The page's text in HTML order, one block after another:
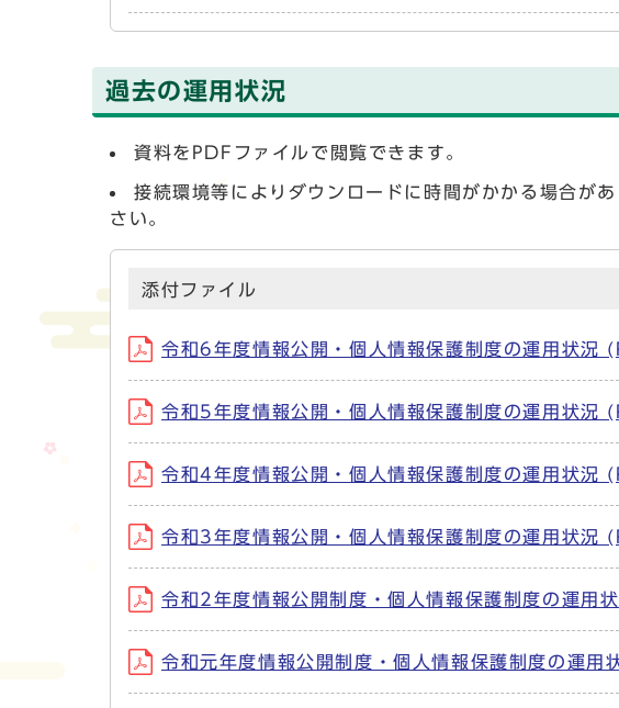
過去の運用状況
資料をPDFファイルで閲覧できます。
接続環境等によりダウンロードに時間がかかる場合が
さい。
添付ファイル
令和6年度情報公開・個人情報保護制度の運用状
令和5年度情報公開・個人情報保護制度の運用状
令和4年度情報公開・個人情報保護制度の運用状
令和3年度情報公開・個人情報保護制度の運用状
令和2年度情報公開制度・個人情報保護制度の運
令和元年度情報公開制度・個人情報保護制度の運